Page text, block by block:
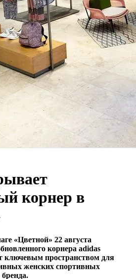
корнер в
«Цветной» 22 августа
корнера adidas
ключевым пространством для
женских спортивных